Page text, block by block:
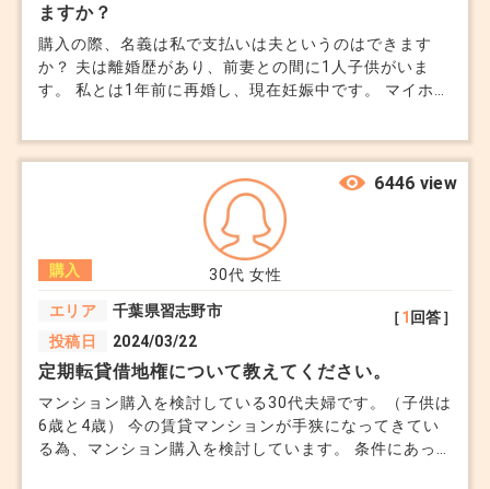
ますか？
購入の際、名義は私で支払いは夫というのはできます
か？ 夫は離婚歴があり、前妻との間に1人子供がいま
す。 私とは1年前に再婚し、現在妊娠中です。 マイホー
が 住宅ローン減税、団体信用生命保険はどうなります
30代 女性
購入
エリア
千葉県習志野市
投稿日
2024/03/22
［1 回答］
6446 view
定期転貸借地権について教えてください。
マンション購入を検討している30代夫婦です。（子供は
6歳と4歳） 今の賃貸マンションが手狭になってきてい
る為、マンション購入を検討しています。 条件にあっ